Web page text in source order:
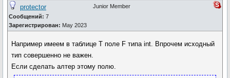
protector
Сообщений: 7
Зарегистрирован: May 2023
Junior Member
Например имеем в таблице T поле F типа int. Впрочем исходный
тип совершенно не важен.
Если сделать алтер этому полю.